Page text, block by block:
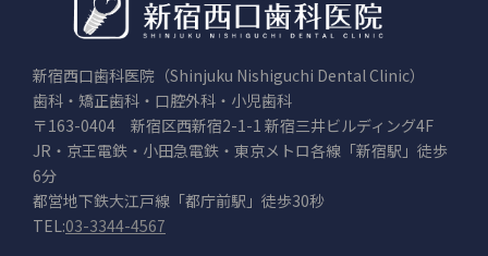
新宿西口歯科医院（Shinjuku Nishiguchi Dental Clinic）
歯科・矯正歯科・口腔外科・小児歯科
〒163-0404 新宿区西新宿2-1-1 新宿三井ビルディング4F
JR・京王電鉄・小田急電鉄・東京メトロ各線「新宿駅」徒歩
6分
都営地下鉄大江戸線「都庁前駅」徒歩30秒
TEL:03-3344-4567